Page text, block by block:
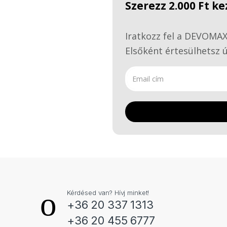
Szerezz 2.000 Ft
Iratkozz fel a
Elsőként értesülhetsz
Kérdésed van? Hívj minket!
+36 20 337 1313
+36 20 455 6777